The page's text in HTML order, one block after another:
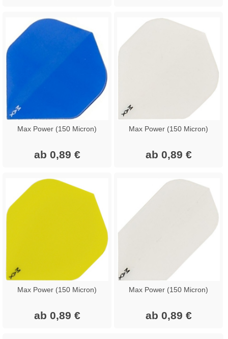
Max Power (150 Micron)
ab 0,89 €
Max Power (150 Micron)
ab 0,89 €
Max Power (150 Micron)
ab 0,89 €
Max Power (150 Micron)
ab 0,89 €